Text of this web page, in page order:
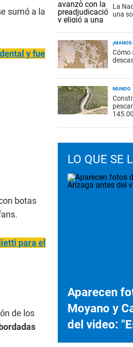
sumó a la
y fue
botas
para el
de los
La
una
¡MANOS
Cómo
MUNDO
LO QUE SE
Aparecen
Moyano y
del video: